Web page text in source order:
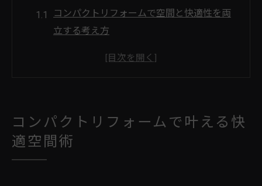
コンパクトリフォームで空間と快適性を両
立する考え方
リフォームによるコンパクトキッチンの有
リフォームの工夫でコンパクトな収納力を
アップ
コンパクトリフォームで叶える快
適空間術